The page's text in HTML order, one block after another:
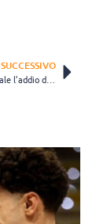
SUCCESSIVO
Allianz Milano, ufficiale l’addio del brasiliano Fernando Kreling: l’annuncio social